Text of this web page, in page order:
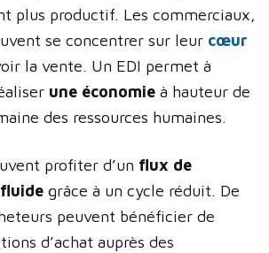
plus productif. Les commerciaux,
se concentrer sur leur cœur
la vente. Un EDI permet à
une économie à hauteur de
des ressources humaines.
profiter d’un flux de
grâce à un cycle réduit. De
peuvent bénéficier de
d’achat auprès des